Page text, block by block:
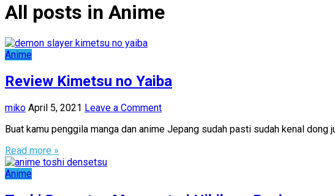
All posts in Anime
Anime
Review Kimetsu no Yaiba
miko April 5, 2021 Leave a Comment
Buat kamu penggila manga dan anime Jepang sudah pasti sudah kenal
Read more »
Anime